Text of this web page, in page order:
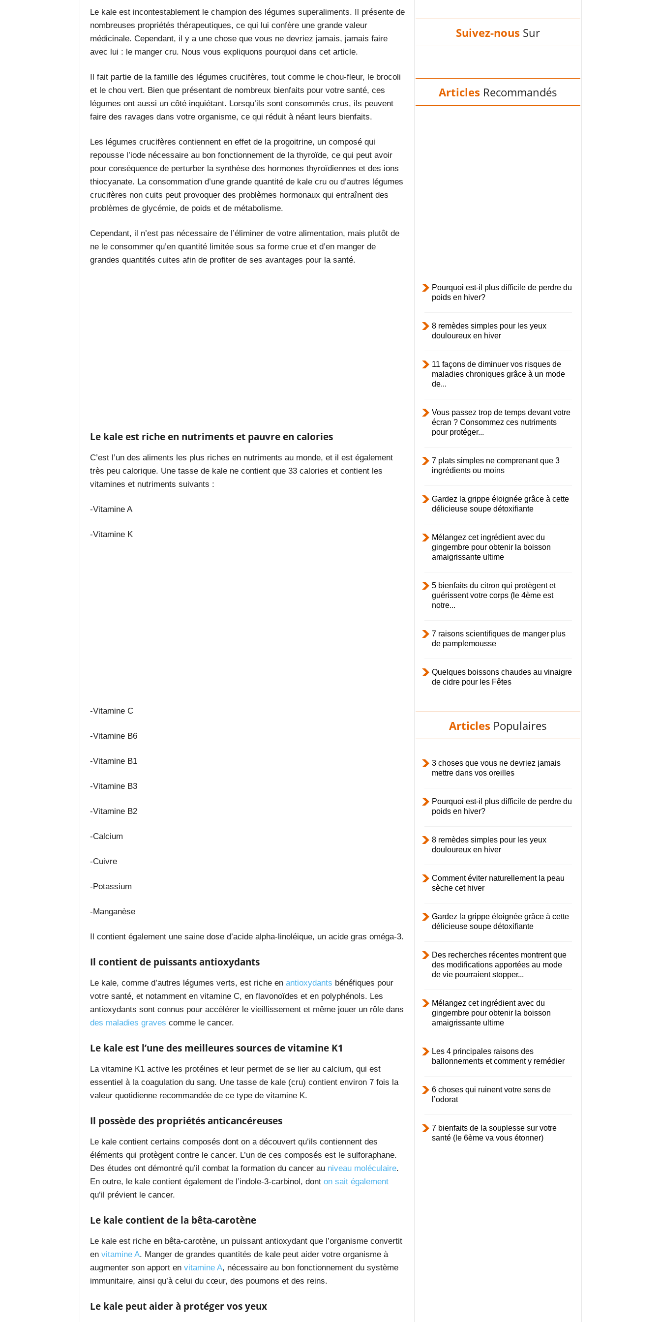
Le kale est incontestablement le champion des légumes superaliments. Il présente de
nombreuses propriétés thérapeutiques, ce qui lui confère une grande valeur
médicinale. Cependant, il y a une chose que vous ne devriez jamais, jamais faire
avec lui : le manger cru. Nous vous expliquons pourquoi dans cet article.
Il fait partie de la famille des légumes crucifères, tout comme le chou-fleur, le brocoli
et le chou vert. Bien que présentant de nombreux bienfaits pour votre santé, ces
légumes ont aussi un côté inquiétant. Lorsqu’ils sont consommés crus, ils peuvent
faire des ravages dans votre organisme, ce qui réduit à néant leurs bienfaits.
Les légumes crucifères contiennent en effet de la progoitrine, un composé qui
repousse l’iode nécessaire au bon fonctionnement de la thyroïde, ce qui peut avoir
pour conséquence de perturber la synthèse des hormones thyroïdiennes et des ions
thiocyanate. La consommation d’une grande quantité de kale cru ou d’autres légumes
crucifères non cuits peut provoquer des problèmes hormonaux qui entraînent des
problèmes de glycémie, de poids et de métabolisme.
Cependant, il n’est pas nécessaire de l’éliminer de votre alimentation, mais plutôt de
ne le consommer qu’en quantité limitée sous sa forme crue et d’en manger de
grandes quantités cuites afin de profiter de ses avantages pour la santé.
Le kale est riche en nutriments et pauvre en calories
C’est l’un des aliments les plus riches en nutriments au monde, et il est également
très peu calorique. Une tasse de kale ne contient que 33 calories et contient les
vitamines et nutriments suivants :
-Vitamine A
-Vitamine K
-Vitamine C
-Vitamine B6
-Vitamine B1
-Vitamine B3
-Vitamine B2
-Calcium
-Cuivre
-Potassium
-Manganèse
Il contient également une saine dose d’acide alpha-linoléique, un acide gras oméga-3.
Il contient de puissants antioxydants
Le kale, comme d’autres légumes verts, est riche en antioxydants bénéfiques pour
votre santé, et notamment en vitamine C, en flavonoïdes et en polyphénols. Les
antioxydants sont connus pour accélérer le vieillissement et même jouer un rôle dans
des maladies graves comme le cancer.
Le kale est l’une des meilleures sources de vitamine K1
La vitamine K1 active les protéines et leur permet de se lier au calcium, qui est
essentiel à la coagulation du sang. Une tasse de kale (cru) contient environ 7 fois la
valeur quotidienne recommandée de ce type de vitamine K.
Il possède des propriétés anticancéreuses
Le kale contient certains composés dont on a découvert qu’ils contiennent des
éléments qui protègent contre le cancer. L’un de ces composés est le sulforaphane.
Des études ont démontré qu’il combat la formation du cancer au niveau moléculaire.
En outre, le kale contient également de l’indole-3-carbinol, dont on sait également
qu’il prévient le cancer.
Le kale contient de la bêta-carotène
Le kale est riche en bêta-carotène, un puissant antioxydant que l’organisme convertit
en vitamine A. Manger de grandes quantités de kale peut aider votre organisme à
augmenter son apport en vitamine A, nécessaire au bon fonctionnement du système
immunitaire, ainsi qu’à celui du cœur, des poumons et des reins.
Le kale peut aider à protéger vos yeux
Suivez-nous Sur
Articles Recommandés
Pourquoi est-il plus difficile de perdre du
poids en hiver?
8 remèdes simples pour les yeux
douloureux en hiver
11 façons de diminuer vos risques de
maladies chroniques grâce à un mode
de...
Vous passez trop de temps devant votre
écran ? Consommez ces nutriments
pour protéger...
7 plats simples ne comprenant que 3
ingrédients ou moins
Gardez la grippe éloignée grâce à cette
délicieuse soupe détoxifiante
Mélangez cet ingrédient avec du
gingembre pour obtenir la boisson
amaigrissante ultime
5 bienfaits du citron qui protègent et
guérissent votre corps (le 4ème est
notre...
7 raisons scientifiques de manger plus
de pamplemousse
Quelques boissons chaudes au vinaigre
de cidre pour les Fêtes
Articles Populaires
3 choses que vous ne devriez jamais
mettre dans vos oreilles
Pourquoi est-il plus difficile de perdre du
poids en hiver?
8 remèdes simples pour les yeux
douloureux en hiver
Comment éviter naturellement la peau
sèche cet hiver
Gardez la grippe éloignée grâce à cette
délicieuse soupe détoxifiante
Des recherches récentes montrent que
des modifications apportées au mode
de vie pourraient stopper...
Mélangez cet ingrédient avec du
gingembre pour obtenir la boisson
amaigrissante ultime
Les 4 principales raisons des
ballonnements et comment y remédier
6 choses qui ruinent votre sens de
l’odorat
7 bienfaits de la souplesse sur votre
santé (le 6ème va vous étonner)